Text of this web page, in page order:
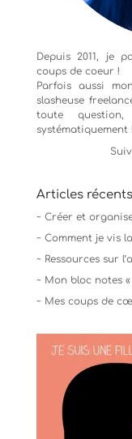
Depuis 2011, je
coups de coeur !
Parfois aussi
slasheuse
toute
systématiquement !
Articles récents
~ Créer et
~ Comment je vis
~ Ressources sur
~ Mon bloc notes
~ Mes coups de